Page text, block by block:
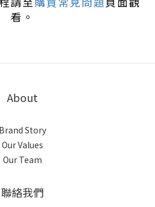
看。
About
Brand Story
Our Values
Our Team
聯絡我們